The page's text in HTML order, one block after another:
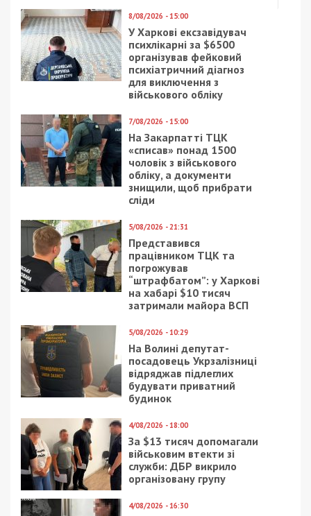
Читайте також
Предыдущая статья:
Коронавирус в Днепре и области: на
борьбу выделили более 300 миллионов
Следующая статья:
Коронавирус в Днепре: какие больницы
могут быть перепрофилированы
СУСПІЛЬСТВО
24/01/2022 - 11:11
Президентские
рейтинги: Порошенко
“дышит в спину”
Зеленскому
10/06/2023 - 6:46
Дніпровська міська
влада розповіла про
стан справ на ранок 10
червня